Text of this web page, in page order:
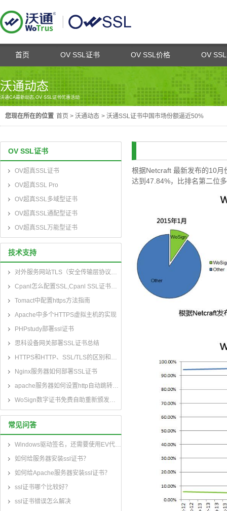
首页 OV SSL证书 OV SSL价格 OV
沃通动态
沃通CA最新动态,OV SSL证书优惠活动
您现在所在的位置 首页 > 沃通动态 > 沃通SSL证书中国市场份额逼近50%
OV SSL证书
OV超真SSL证书
OV超真SSL Pro
OV超真SSL多域型证书
OV超真SSL通配型证书
OV超真SSL万能型证书
技术支持
对外服务网站TLS（安全传输层协议）部署指南
Cpanl怎么配置SSL,Cpanl SSL证书部署指南
Tomact中配置https方法指南
Apache中多个HTTPS虚拟主机的实现
PHPstudy部署ssl证书
思科设备网关部署SSL证书总结
HTTPS和HTTP、SSL/TLS的区别和联系
Nginx服务器如何部署SSL证书
apache服务器如何设置http自动跳转到https
WoSign数字证书免费自助重新颁发指南和自助续费指南
常见问答
Windows驱动签名，还需要使用EV代码签名证书吗？
如何给服务器安装ssl证书？
如何给Apache服务器安装ssl证书？
ssl证书哪个比较好？
ssl证书错误怎么解决
根据Netcraft 最新发布的10
达到47.84%，比排名第二位